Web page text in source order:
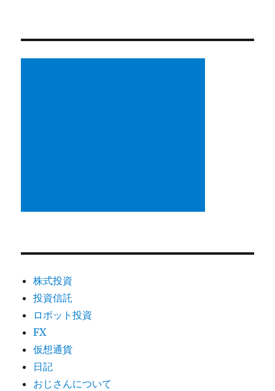
株式投資
投資信託
ロボット投資
FX
仮想通貨
日記
おじさんについて